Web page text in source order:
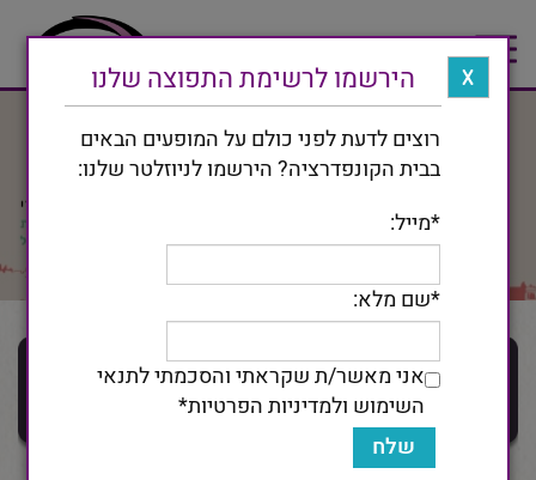
Toggle
navigation
תפריט
X הירשמו לרשימת התפוצה שלנו